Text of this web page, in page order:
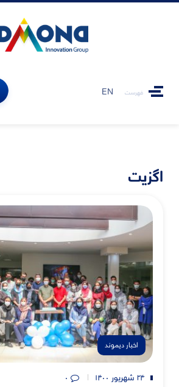
فهرست EN
اگزیت
اخبار دیموند
۲۴ شهریور ۱۴۰۰